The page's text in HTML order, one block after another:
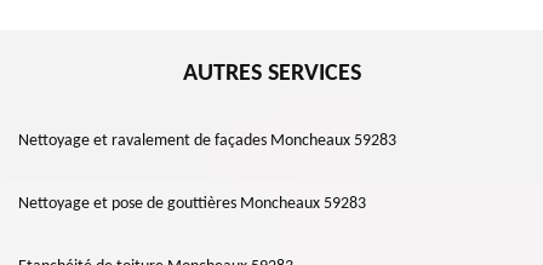
AUTRES SERVICES
Nettoyage et ravalement de façades Moncheaux 59283
Nettoyage et pose de gouttières Moncheaux 59283